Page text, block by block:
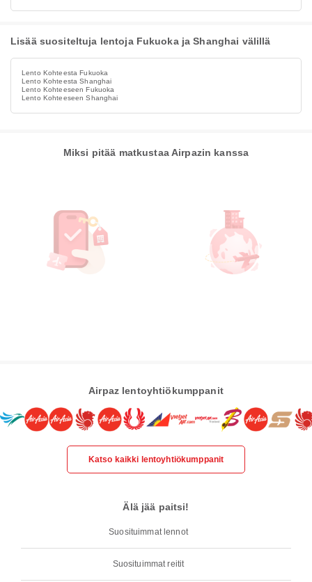
Lisää suositeltuja lentoja Fukuoka ja Shanghai välillä
Lento Kohteesta Fukuoka
Lento Kohteesta Shanghai
Lento Kohteeseen Fukuoka
Lento Kohteeseen Shanghai
Miksi pitää matkustaa Airpazin kanssa
Airpaz lentoyhtiökumppanit
Katso kaikki lentoyhtiökumppanit
Älä jää paitsi!
Suosituimmat lennot
Suosituimmat reitit